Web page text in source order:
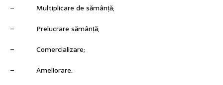
– Multiplicare de sămânță;
– Prelucrare sămânță;
– Comercializare;
– Ameliorare.